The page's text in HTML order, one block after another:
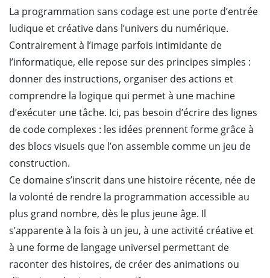
La programmation sans codage est une porte d’entrée
ludique et créative dans l’univers du numérique.
Contrairement à l’image parfois intimidante de
l’informatique, elle repose sur des principes simples :
donner des instructions, organiser des actions et
comprendre la logique qui permet à une machine
d’exécuter une tâche. Ici, pas besoin d’écrire des lignes
de code complexes : les idées prennent forme grâce à
des blocs visuels que l’on assemble comme un jeu de
construction.
Ce domaine s’inscrit dans une histoire récente, née de
la volonté de rendre la programmation accessible au
plus grand nombre, dès le plus jeune âge. Il
s’apparente à la fois à un jeu, à une activité créative et
à une forme de langage universel permettant de
raconter des histoires, de créer des animations ou